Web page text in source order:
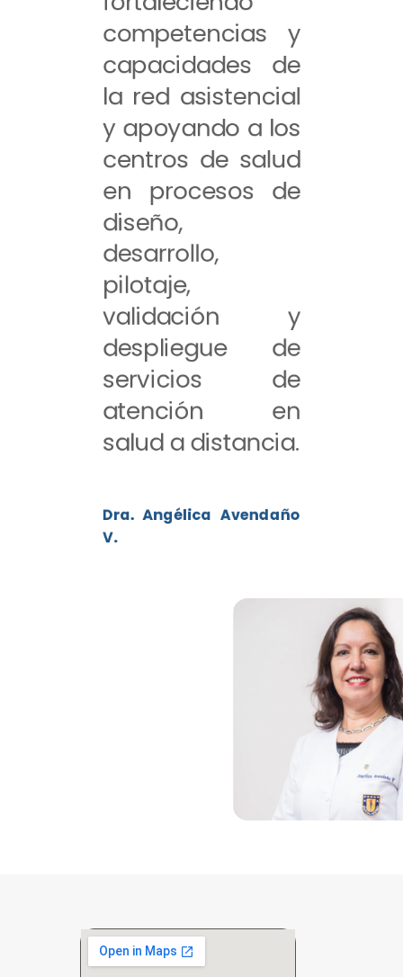
competencias y
capacidades de
la red asistencial
y apoyando a los
centros de salud
en procesos de
diseño,
desarrollo,
pilotaje,
validación y
despliegue de
servicios de
atención en
salud a distancia.
Dra. Angélica Avendaño
V.